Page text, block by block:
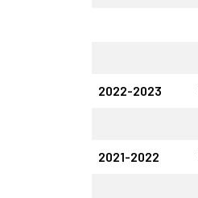
2022-2023
2021-2022